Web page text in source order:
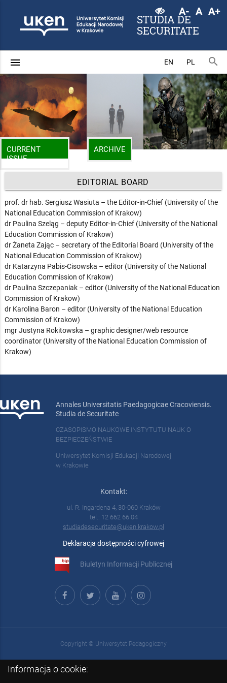
STUDIA DE
SECURITATE
PL
EN search
A- A A+
menu
EDITORIAL BOARD
prof. dr hab. Sergiusz Wasiuta – the Editor-in-Chief (University of the
National Education Commission of Krakow)
dr Paulina Szeląg – deputy Editor-in-Chief (University of the National
Education Commission of Krakow)
dr Żaneta Zając – secretary of the Editorial Board (University of the
National Education Commission of Krakow)
dr Katarzyna Pabis-Cisowska – editor (University of the National
Education Commission of Krakow)
dr Paulina Szczepaniak – editor (University of the National Education
Commission of Krakow)
dr Karolina Baron – editor (University of the National Education
Commission of Krakow)
mgr Justyna Rokitowska – graphic designer/web resource
coordinator (University of the National Education Commission of
Krakow)
CURRENT
ISSUE
ARCHIVE
Annales Universitatis Paedagogicae Cracoviensis.
Studia de Securitate
CZASOPISMO NAUKOWE INSTYTUTU NAUK O
BEZPIECZEŃSTWIE
Uniwersytet Komisji Edukacji Narodowej
w Krakowie
Kontakt:
ul. R. Ingardena 4, 30-060 Kraków
tel.: 12 662 66 04
studiadesecuritate@uken.krakow.pl
Deklaracja dostępności cyfrowej
Biuletyn Informacji Publicznej
Copyright © Uniwersytet Pedagogiczny
Informacja o cookie: